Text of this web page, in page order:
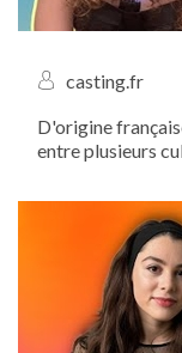
casting.fr
D'origine
entre plusieurs
démarquer et